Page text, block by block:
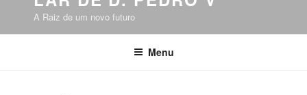
A Raiz de um novo futuro
Menu